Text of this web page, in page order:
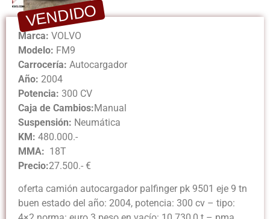
Marca: VOLVO
Modelo: FM9
Carrocería: Autocargador
Año: 2004
Potencia: 300 CV
Caja de Cambios:Manual
Suspensión: Neumática
KM: 480.000.-
MMA: 18T
Precio:27.500.- €
oferta camión autocargador palfinger pk 9501 eje 9 tn
buen estado del año: 2004, potencia: 300 cv – tipo:
VENDIDO